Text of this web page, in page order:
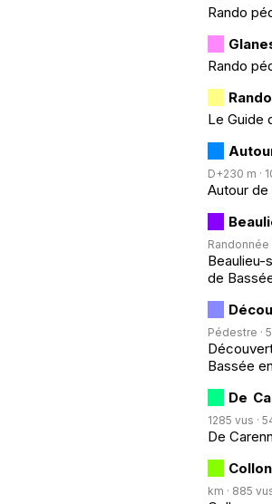
Rando
Rando
Le Guide
D+230 m ·
Autour
Randonnée
de
Pédestre ·
Bassée
De
1285 vus ·
De
km · 885